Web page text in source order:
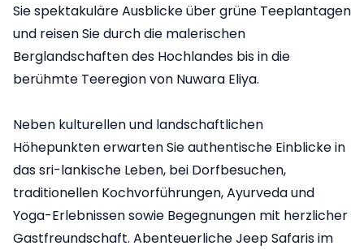
Sie spektakuläre Ausblicke über grüne Teeplantagen
und reisen Sie durch die malerischen
Berglandschaften des Hochlandes bis in die
berühmte Teeregion von Nuwara Eliya.
Neben kulturellen und landschaftlichen
Höhepunkten erwarten Sie authentische Einblicke in
das sri-lankische Leben, bei Dorfbesuchen,
traditionellen Kochvorführungen, Ayurveda und
Yoga-Erlebnissen sowie Begegnungen mit herzlicher
Gastfreundschaft. Abenteuerliche Jeep Safaris im